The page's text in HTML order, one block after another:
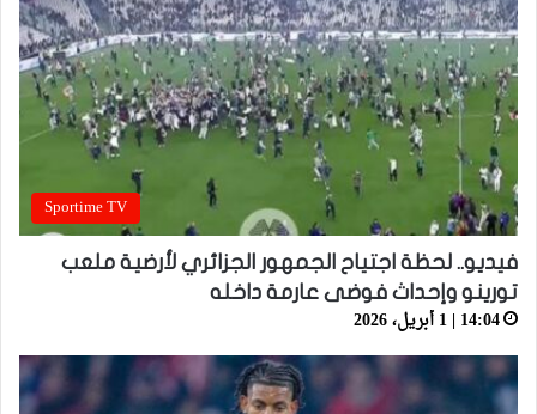
Sportime TV
فيديو.. لحظة اجتياح الجمهور الجزائري لأرضية ملعب
تورينو وإحداث فوضى عارمة داخله
14:04 | 1 أبريل، 2026